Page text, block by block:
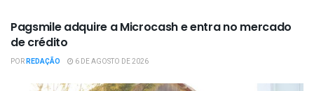
Pagsmile adquire a Microcash e entra no mercado
de crédito
PORREDAÇÃO 6 DE AGOSTO DE 2026